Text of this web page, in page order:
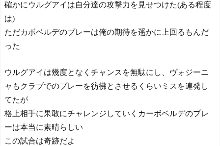
確かにウルグアイは自分達の攻撃力を見せつけた(ある程度
は)
ただカボベルデのプレーは俺の期待を遥かに上回るもんだ
った
ウルグアイは幾度となくチャンスを無駄にし、ヴォジーニ
ャもクラブでのプレーを彷彿とさせるくらいミスを連発し
てたが
格上相手に果敢にチャレンジしていくカーボベルデのプレ
ーは本当に素晴らしい
この試合は奇跡だよ